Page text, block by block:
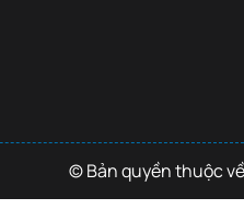
© Bản quyền thuộc về